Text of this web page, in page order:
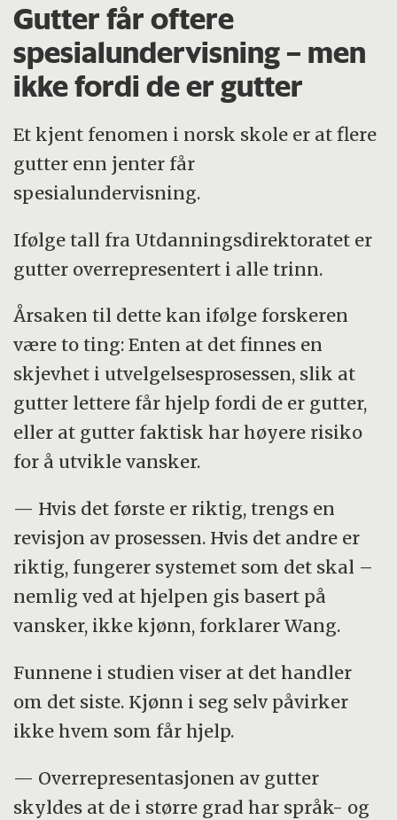
Gutter får oftere
spesialundervisning – men
ikke fordi de er gutter
Et kjent fenomen i norsk skole er at flere
gutter enn jenter får
spesialundervisning.
Ifølge tall fra Utdanningsdirektoratet er
gutter overrepresentert i alle trinn.
Årsaken til dette kan ifølge forskeren
være to ting: Enten at det finnes en
skjevhet i utvelgelsesprosessen, slik at
gutter lettere får hjelp fordi de er gutter,
eller at gutter faktisk har høyere risiko
for å utvikle vansker.
— Hvis det første er riktig, trengs en
revisjon av prosessen. Hvis det andre er
riktig, fungerer systemet som det skal –
nemlig ved at hjelpen gis basert på
vansker, ikke kjønn, forklarer Wang.
Funnene i studien viser at det handler
om det siste. Kjønn i seg selv påvirker
ikke hvem som får hjelp.
— Overrepresentasjonen av gutter
skyldes at de i større grad har språk- og